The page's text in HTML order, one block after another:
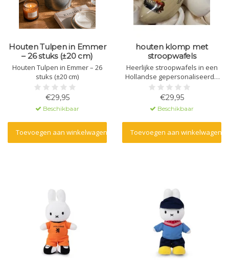
Houten Tulpen in Emmer
– 26 stuks (±20 cm)
Houten Tulpen in Emmer – 26
stuks (±20 cm)
€29,95
Beschikbaar
Toevoegen aan winkelwagen
houten klomp met
stroopwafels
Heerlijke stroopwafels in een
Hollandse gepersonaliseerde
klomp.
€29,95
Beschikbaar
Toevoegen aan winkelwagen